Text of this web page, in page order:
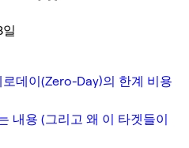
데이(Zero-Day)의 한계 비용
내용 (그리고 왜 이 타겟들이